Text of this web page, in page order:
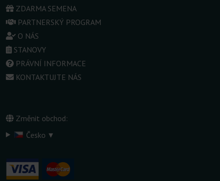
ZDARMA SEMENA
PARTNERSKÝ PROGRAM
O NÁS
STANOVY
PRÁVNÍ INFORMACE
KONTAKTUJTE NÁS
Změnit obchod:
Česko ▾